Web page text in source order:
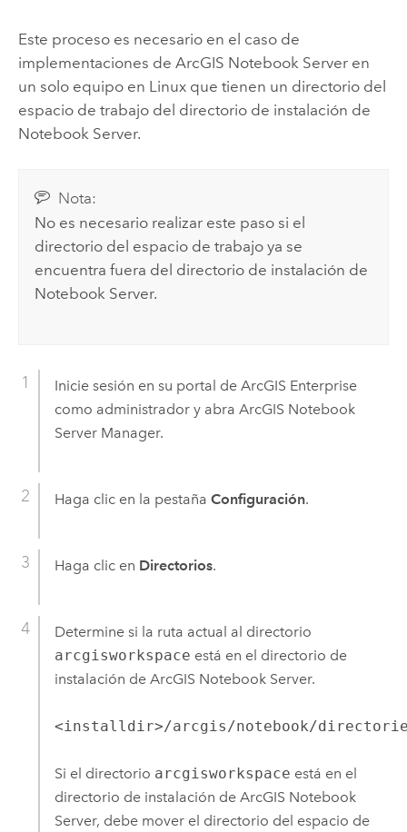
Este proceso es necesario en el caso de
implementaciones de ArcGIS Notebook Serveren
un solo equipo en Linuxque tienen un directorio del
espacio de trabajo del directorio de instalación de
Notebook Server.
Nota:
No es necesario realizar este paso si el
directorio del espacio de trabajo ya se
encuentra fuera del directorio de instalación de
Notebook Server.
Inicie sesión en su portal de ArcGIS Enterprise
como administrador y abra ArcGIS Notebook
ServerManager.
Haga clic en la pestaña Configuración.
Haga clic en Directorios.
Determine si la ruta actual al directorio
arcgisworkspace está en el directorio de
instalación de ArcGIS Notebook Server.
<installdir>/arcgis/notebook/
Si el directorio arcgisworkspace está en el
directorio de instalación de ArcGIS Notebook
Server, debe mover el directorio del espacio de